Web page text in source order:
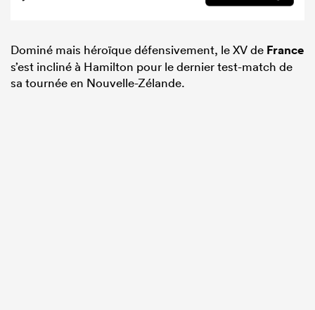
Dominé mais héroïque défensivement, le XV de France
s’est incliné à Hamilton pour le dernier test-match de
sa tournée en Nouvelle-Zélande.